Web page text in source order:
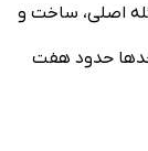
اصلی، ساخت و
حدود هفت